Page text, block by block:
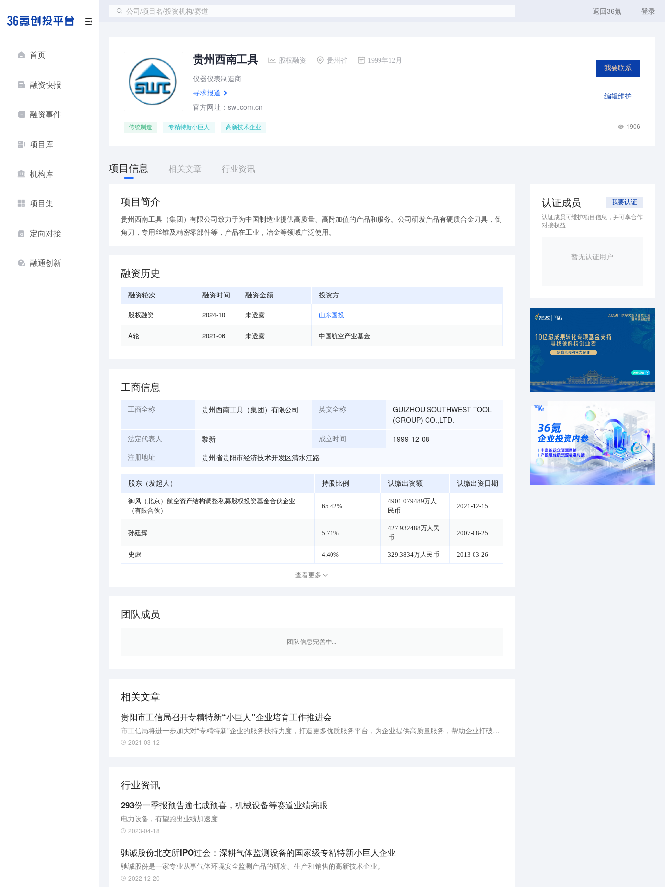
首页
融资快报
融资事件
项目库
机构库
项目集
定向对接
融通创新
公司/项目名/投资机构/赛道 返回36氪 登录
贵州西南工具 股权融资 贵州省 1999年12月
仪器仪表制造商
寻求报道
官方网址：swt.com.cn
我要联系
编辑维护
传统制造 专精特新小巨人 高新技术企业 1906
项目信息 相关文章 行业资讯
项目简介
贵州西南工具（集团）有限公司致力于为中国制造业提供高质量、高附加值的产品和服务。公司研发产品有硬质合金刀具，倒
角刀，专用丝锥及精密零部件等，产品在工业，冶金等领域广泛使用。
融资历史
融资轮次 融资时间 融资金额 投资方
股权融资 2024-10 未透露 山东国投
A轮 2021-06 未透露 中国航空产业基金
工商信息
工商全称 贵州西南工具（集团）有限公司 英文全称
GUIZHOU SOUTHWEST TOOL
(GROUP) CO.,LTD.
法定代表人 黎新 成立时间 1999-12-08
注册地址 贵州省贵阳市经济技术开发区清水江路
股东（发起人） 持股比例 认缴出资额 认缴出资日期
御风（北京）航空资产结构调整私募股权投资基金合伙企业
（有限合伙）
65.42%
4901.079489万人
民币
2021-12-15
孙廷辉 5.71%
427.932488万人民
币
2007-08-25
史彪 4.40% 329.3834万人民币 2013-03-26
查看更多
团队成员
团队信息完善中...
相关文章
贵阳市工信局召开专精特新“小巨人”企业培育工作推进会
市工信局将进一步加大对“专精特新”企业的服务扶持力度，打造更多优质服务平台，为企业提供高质量服务，帮助企业打破发展过程中的阻碍，助推企业实现发展目标，推动我市产业结构调整和企业转型升级，提升我市经济发展活力。
2021-03-12
行业资讯
293份一季报预告逾七成预喜，机械设备等赛道业绩亮眼
电力设备，有望跑出业绩加速度
2023-04-18
驰诚股份北交所IPO过会：深耕气体监测设备的国家级专精特新小巨人企业
驰诚股份是一家专业从事气体环境安全监测产品的研发、生产和销售的高新技术企业。
2022-12-20
认证成员 我要认证
认证成员可维护项目信息，并可享合作
对接权益
暂无认证用户